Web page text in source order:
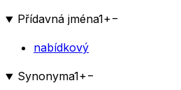
Přídavná jména1+−
nabídkový
Synonyma1+−